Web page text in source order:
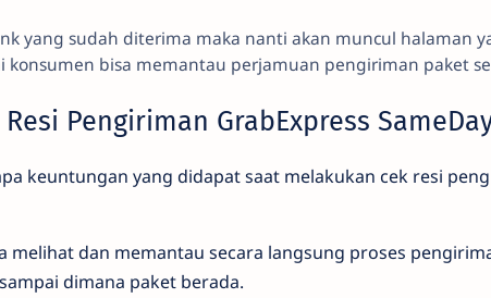
yang sudah diterima maka nanti akan muncul halaman
konsumen bisa memantau perjamuan pengiriman paket
Pengiriman GrabExpress
keuntungan yang didapat saat melakukan cek resi
melihat dan memantau secara langsung proses
dimana paket berada.